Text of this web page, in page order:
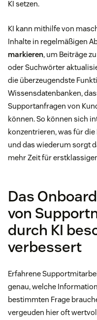
KI setzen.
KI kann mithilfe von
Inhalte in regelmäßigen
markieren, um Beiträge
oder Suchwörter
die überzeugendste
Wissensdatenbanken,
Supportanfragen von
können. So können sich
konzentrieren, was für
und das wiederum sorgt
mehr Zeit für
Das
von
durch KI
verbessert
Erfahrene
genau, welche
bestimmten Frage
vergeuden hier oft